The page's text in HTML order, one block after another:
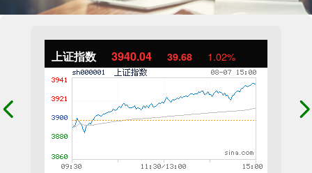
上证指数 3940.04 39.68 1.02%